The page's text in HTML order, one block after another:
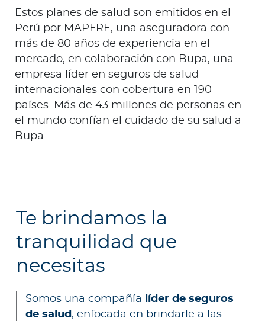
Estos planes de salud son emitidos en el
Perú por MAPFRE, una aseguradora con
más de 80 años de experiencia en el
mercado, en colaboración con Bupa, una
empresa líder en seguros de salud
internacionales con cobertura en 190
países. Más de 43 millones de personas en
el mundo confían el cuidado de su salud a
Bupa.
Te brindamos la
tranquilidad que
necesitas
Somos una compañía
líder de seguros
de salud , enfocada en brindarle a las